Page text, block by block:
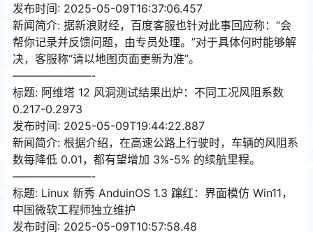
发布时间: 2025-05-09T16:37:06.457
新闻简介: 据新浪财经，百度客服也针对此事回应称：“会
帮你记录并反馈问题，由专员处理。”对于具体何时能够解
决，客服称“请以地图页面更新为准”。
———————-
标题: 阿维塔 12 风洞测试结果出炉：不同工况风阻系数
0.217-0.2973
发布时间: 2025-05-09T19:44:22.887
新闻简介: 根据介绍，在高速公路上行驶时，车辆的风阻系
数每降低 0.01，都有望增加 3%-5% 的续航里程。
———————-
标题: Linux 新秀 AnduinOS 1.3 蹿红：界面模仿 Win11，
中国微软工程师独立维护
发布时间: 2025-05-09T10:57:58.48